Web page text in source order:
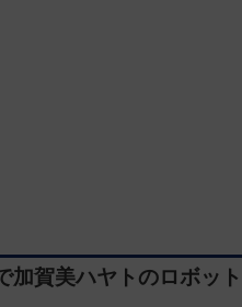
加賀美ハヤトのロボッ